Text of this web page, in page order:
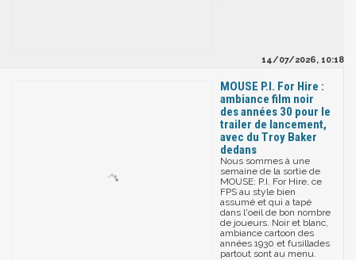
14/07/2026, 10:18
MOUSE P.I. For Hire :
ambiance film noir
des années 30 pour le
trailer de lancement,
avec du Troy Baker
dedans
Nous sommes à une
semaine de la sortie de
MOUSE: P.I. For Hire, ce
FPS au style bien
assumé et qui a tapé
dans l'oeil de bon nombre
de joueurs. Noir et blanc,
ambiance cartoon des
années 1930 et fusillades
partout sont au menu.